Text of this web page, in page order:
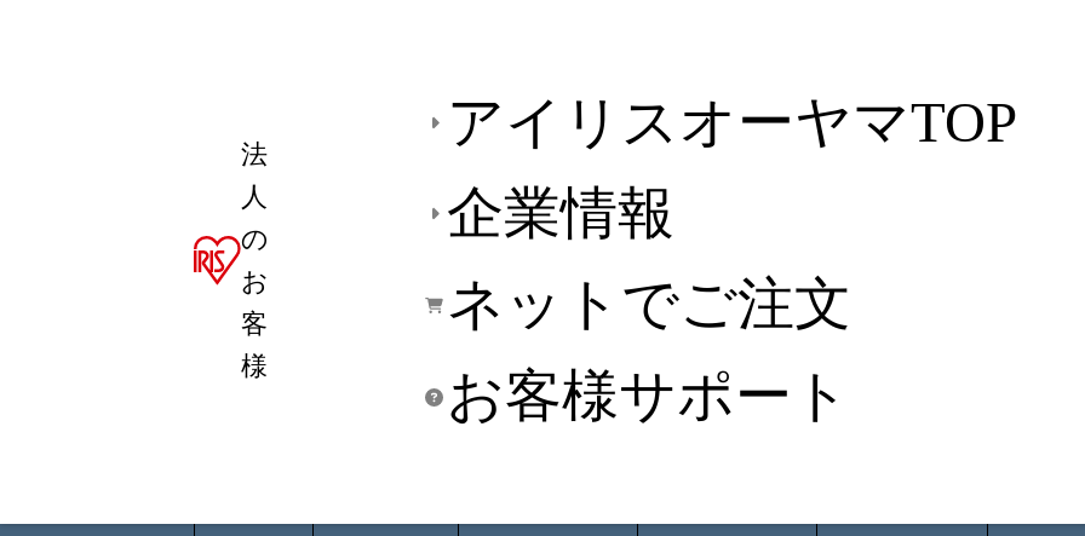
法
人
の
お
客
様
アイリスオーヤマTOP
企業情報
ネットでご注文
お客様サポート